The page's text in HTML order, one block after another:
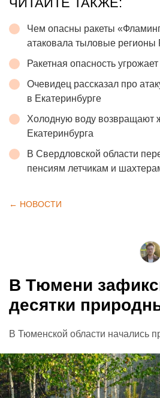
Чем опасны ракеты
атаковала тыловые
Ракетная опасность
Очевидец рассказал про
в Екатеринбурге
Холодную воду возвращают
Екатеринбурга
В Свердловской области
пенсиям летчикам и
← НОВОСТИ
В Тюмени
десятки
В Тюменской области начались